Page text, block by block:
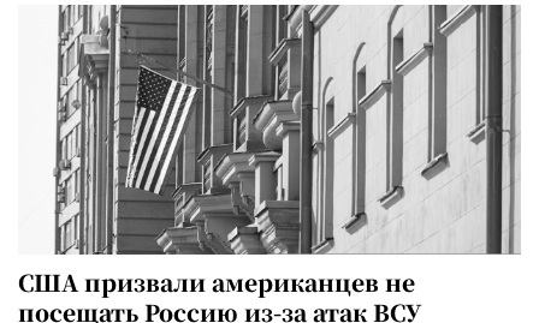
США призвали американцев не
посещать Россию из-за атак ВСУ